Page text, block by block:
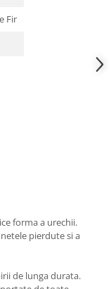
Fir
forma a urechii.
pierdute si a
de lunga durata.